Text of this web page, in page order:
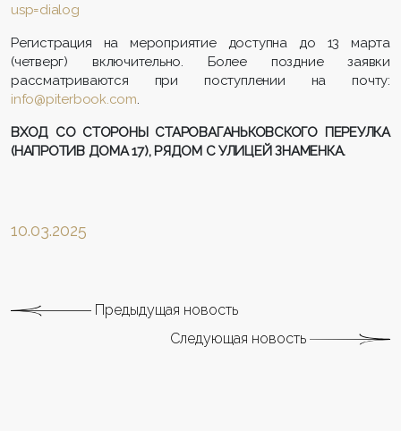
usp=dialog
Регистрация на мероприятие доступна до 13 марта
(четверг) включительно. Более поздние заявки
рассматриваются при поступлении на почту:
info@piterbook.com.
ВХОД СО СТОРОНЫ СТАРОВАГАНЬКОВСКОГО ПЕРЕУЛКА
(НАПРОТИВ ДОМА 17), РЯДОМ С УЛИЦЕЙ ЗНАМЕНКА.
10.03.2025
Предыдущая новость
Следующая новость